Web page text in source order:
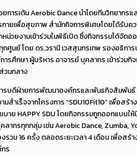
การเต้น Aerobic Dance นำโดยทีมวิทยากรแ
ายเพื่อสุขภาพ สำนักกิจการพิเศษโดยได้รับค
น่วยงานเข้าร่วมในพิธีเปิด ซึ่งกิจกรรมได้จัด
กศูนย์ โดย ดร.วรานี เวสสุนทรเทพ รองอธิก
รศึกษา ผู้บริหาร อาจารย์ บุคลากร เข้าร่วมกิ
วนกลาง
บดีฝ่ายการพัฒนาองค์กรและพันธกิจสัมพันธ์
สำเร็จจากโครงการ “SDU10Fit10” เพื่อสร้
าย HAPPY SDU โดยกิจกรรมถูกออกแบบให้
ากรทุกกลุ่ม เช่น Aerobic Dance, Zumba,
รวม 16 ครั้ง ตลอดระยะเวลา 4 เดือน เพื่อสร้
ร